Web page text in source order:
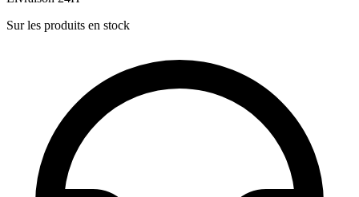
Sur les produits en stock